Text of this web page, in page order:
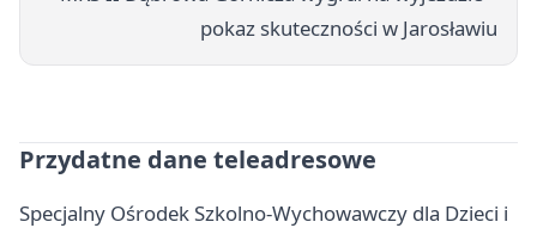
pokaz skuteczności w Jarosławiu
Przydatne dane teleadresowe
Specjalny Ośrodek Szkolno-Wychowawczy dla Dzieci i